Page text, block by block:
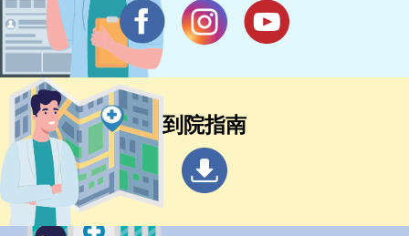
到院指南